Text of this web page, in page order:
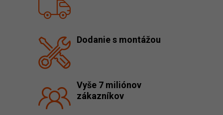
Dodanie s montážou
Vyše 7 miliónov
zákazníkov